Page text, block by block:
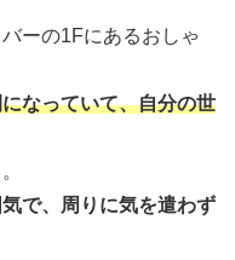
ーの1Fにあるおしゃ
なっていて、自分の世
で、周りに気を遣わず